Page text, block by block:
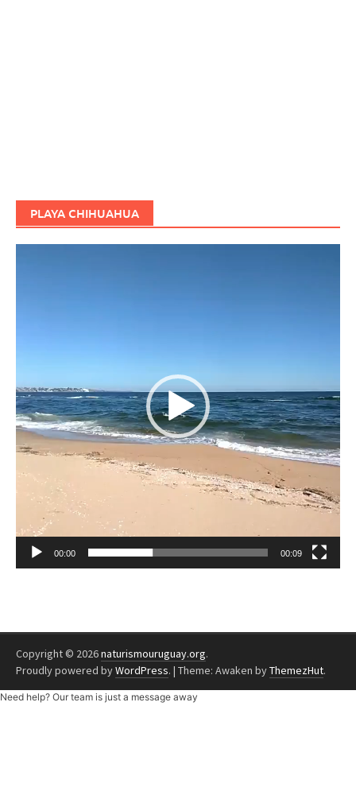
PLAYA CHIHUAHUA
00:00 00:09
Copyright © 2026naturismouruguay.org.
Proudly powered byWordPress. | Theme: Awaken byThemezHut.
Need help? Our team is just a message away